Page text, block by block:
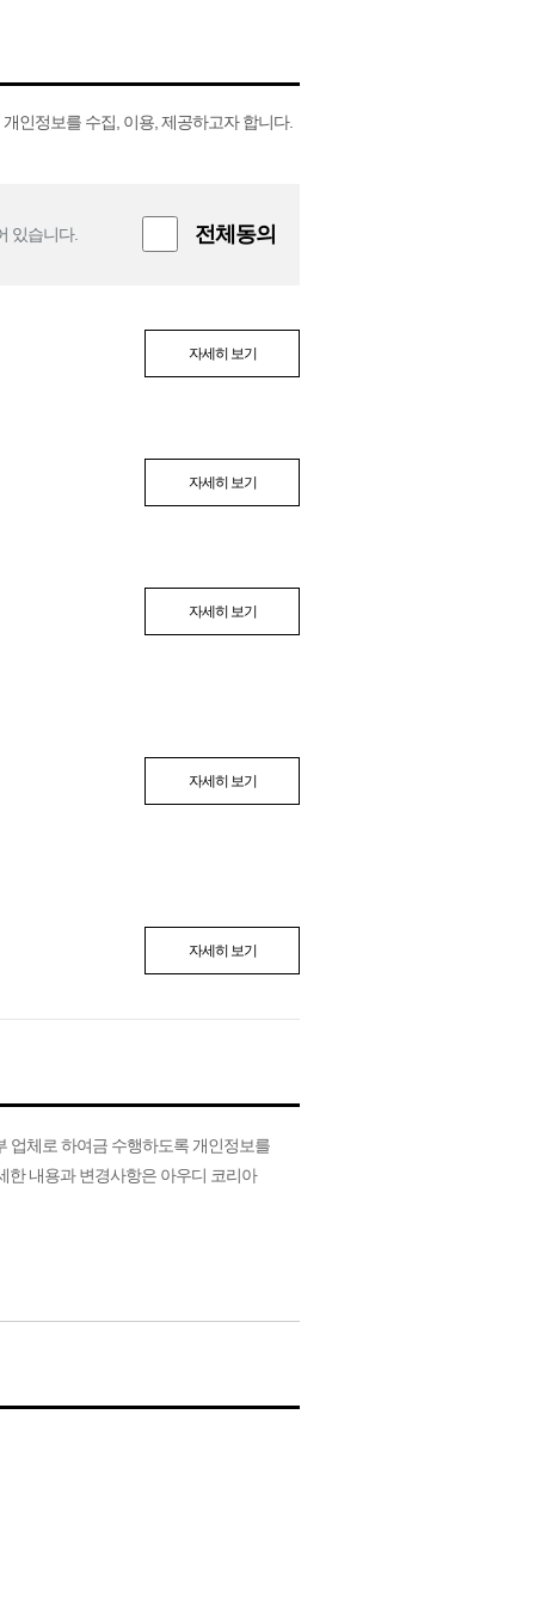
인정보를 수집, 이용, 제공하고자 합니다.
있습니다. 전체동의
자세히 보기
자세히 보기
자세히 보기
자세히 보기
자세히 보기
업체로 하여금 수행하도록 개인정보를
한 내용과 변경사항은 아우디 코리아